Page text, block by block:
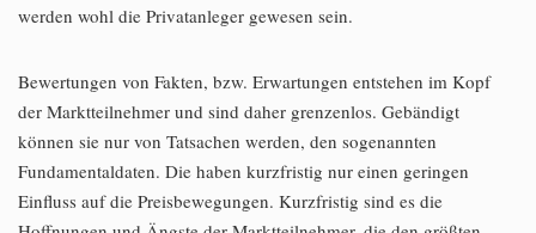
werden wohl die Privatanleger gewesen sein.
Bewertungen von Fakten, bzw. Erwartungen entstehen im Kopf
der Marktteilnehmer und sind daher grenzenlos. Gebändigt
können sie nur von Tatsachen werden, den sogenannten
Fundamentaldaten. Die haben kurzfristig nur einen geringen
Einfluss auf die Preisbewegungen. Kurzfristig sind es die